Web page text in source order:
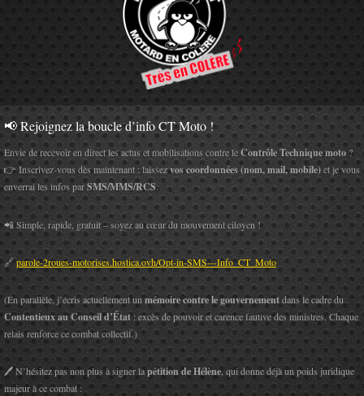
📢 Rejoignez la boucle d’info CT Moto !
Envie de recevoir en direct les actus et mobilisations contre leContrôle Technique moto?
👉 Inscrivez-vous dès maintenant : laissezvos coordonnées (nom, mail, mobile)et je vous
enverrai les infos parSMS/MMS/RCS.
📲 Simple, rapide, gratuit – soyez au cœur du mouvement citoyen !
🔗parole-2roues-motorises.hostica.ovh/Opt-in-SMS---Info_CT_Moto
(En parallèle, j’écris actuellement un mémoire contre le gouvernementdans le cadre du
Contentieux au Conseil d’État: excès de pouvoir et carence fautive des ministres. Chaque
relais renforce ce combat collectif.)
🖊️ N’hésitez pas non plus à signer lapétition de Hélène, qui donne déjà un poids juridique
majeur à ce combat :